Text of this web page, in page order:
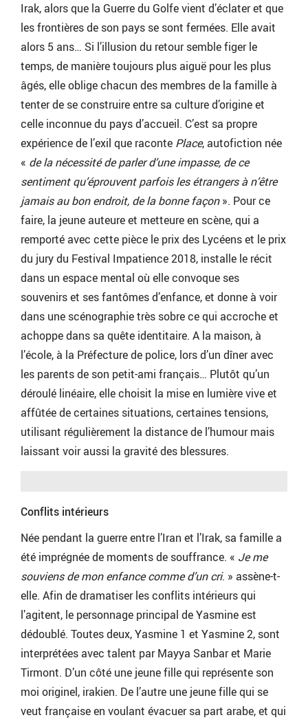
Irak, alors que la Guerre du Golfe vient d’éclater et que
les frontières de son pays se sont fermées. Elle avait
alors 5 ans… Si l’illusion du retour semble figer le
temps, de manière toujours plus aiguë pour les plus
âgés, elle oblige chacun des membres de la famille à
tenter de se construire entre sa culture d’origine et
celle inconnue du pays d’accueil. C’est sa propre
expérience de l’exil que raconte Place, autofiction née
« de la nécessité de parler d’une impasse, de ce
sentiment qu’éprouvent parfois les étrangers à n’être
jamais au bon endroit, de la bonne façon». Pour ce
faire, la jeune auteure et metteure en scène, qui a
remporté avec cette pièce le prix des Lycéens et le prix
du jury du Festival Impatience 2018, installe le récit
dans un espace mental où elle convoque ses
souvenirs et ses fantômes d’enfance, et donne à voir
dans une scénographie très sobre ce qui accroche et
achoppe dans sa quête identitaire. A la maison, à
l’école, à la Préfecture de police, lors d’un dîner avec
les parents de son petit-ami français… Plutôt qu’un
déroulé linéaire, elle choisit la mise en lumière vive et
affûtée de certaines situations, certaines tensions,
utilisant régulièrement la distance de l’humour mais
laissant voir aussi la gravité des blessures.
Conflits intérieurs
Née pendant la guerre entre l’Iran et l’Irak, sa famille a
été imprégnée de moments de souffrance. « Je me
souviens de mon enfance comme d’un cri. » assène-t-
elle. Afin de dramatiser les conflits intérieurs qui
l’agitent, le personnage principal de Yasmine est
dédoublé. Toutes deux, Yasmine 1 et Yasmine 2, sont
interprétées avec talent par Mayya Sanbar et Marie
Tirmont. D’un côté une jeune fille qui représente son
moi originel, irakien. De l’autre une jeune fille qui se
veut française en voulant évacuer sa part arabe, et qui